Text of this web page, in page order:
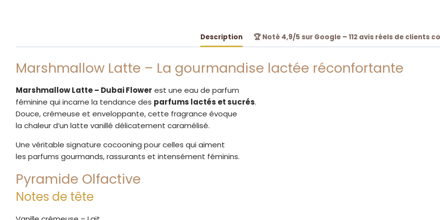
Description 🏆 Noté 4,9/5 sur Google – 112 avis réels de clients
Marshmallow Latte – La gourmandise lactée réconfortante
Marshmallow Latte – Dubai Flower est une eau de parfum
féminine qui incarne la tendance des parfums lactés et sucrés.
Douce, crémeuse et enveloppante, cette fragrance évoque
la chaleur d’un latte vanillé délicatement caramélisé.
Une véritable signature cocooning pour celles qui aiment
les parfums gourmands, rassurants et intensément féminins.
Pyramide Olfactive
Notes de tête